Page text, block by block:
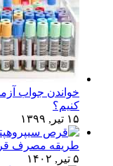
خواندن جواب
کنیم؟
۱۵ تیر, ۱۳۹۹
طریقه مصرف
۵ تیر, ۱۴۰۲